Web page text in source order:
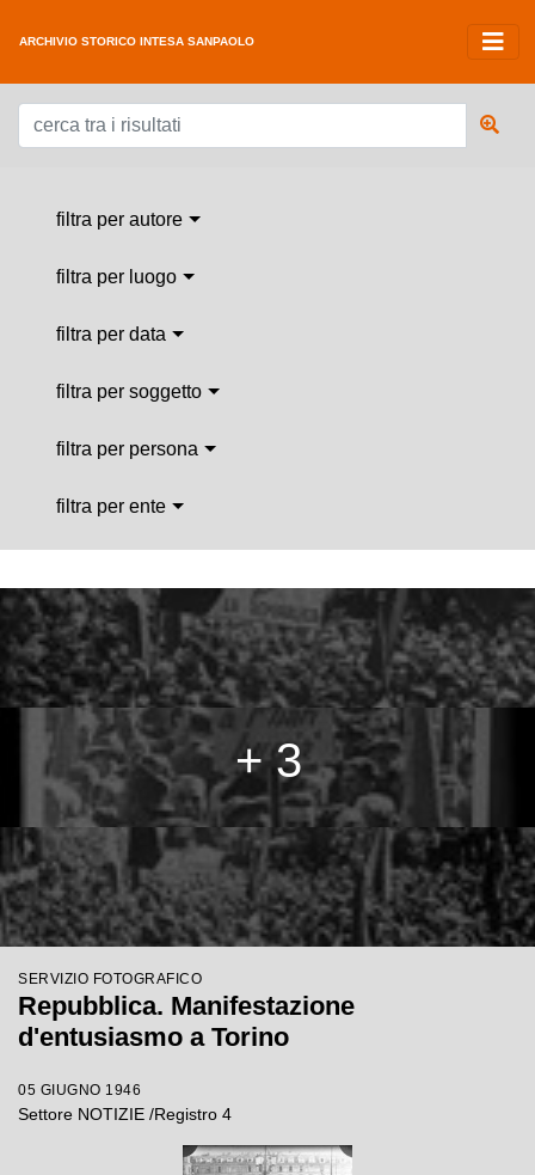
ARCHIVIO STORICO INTESA SANPAOLO
filtra per autore
filtra per luogo
filtra per data
filtra per soggetto
filtra per persona
filtra per ente
+ 3
SERVIZIO FOTOGRAFICO
Repubblica. Manifestazione
d'entusiasmo a Torino
05 GIUGNO 1946
Settore NOTIZIE /Registro 4